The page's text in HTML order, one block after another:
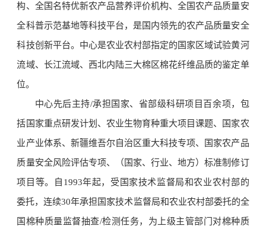
构、全国名特优新农产品营养评价机构、全国农产品质量安
全科普示范基地等科技平台，是国内领先的农产品质量安全
科技创新平台。中心是农业农村部指定的国家区域试验黄河
流域、长江流域、西北内陆三大棉区棉花纤维品质的鉴定单
位。
中心先后主持/承担国家、省部级科研项目百余项，包
括国家重点研发计划、农业生物育种重大项目课题、国家农
业产业体系、新疆维吾尔自治区重大科技专项、国家农产品
质量安全风险评估专项、（国家、行业、地方）标准制修订
项目等。自1993年起，受国家技术监督局和农业农村部的
委托，连续30年承担国家技术监督局和农业农村部委托的全
国棉种质量监督抽查/检测任务，为上级主管部门对棉种质